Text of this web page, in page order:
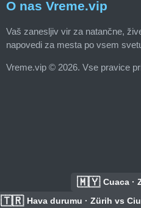
O nas Vreme.vip
Vaš zanesljiv vir za natančne,
napovedi za mesta po vsem
Vreme.vip © 2026. Vse pravice
🇲🇾 Cuaca ·
🇹🇷 Hava durumu · Zürih vs